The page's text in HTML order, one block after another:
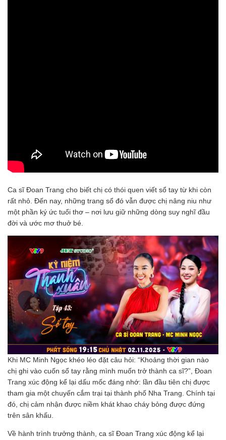
Ca sĩ Đoan Trang cho biết chị có thói quen viết sổ tay từ khi còn
rất nhỏ. Đến nay, những trang sổ đó vẫn được chị nâng niu như
một phần ký ức tuổi thơ – nơi lưu giữ những dòng suy nghĩ đầu
đời và ước mơ thuở bé.
Khi MC Minh Ngọc khéo léo đặt câu hỏi: “Khoảng thời gian nào
chị ghi vào cuốn sổ tay rằng mình muốn trở thành ca sĩ?”, Đoan
Trang xúc động kể lại dấu mốc đáng nhớ: lần đầu tiên chị được
tham gia một chuyến cắm trại tại thành phố Nha Trang. Chính tại
đó, chị cảm nhận được niềm khát khao cháy bỏng được đứng
trên sân khấu.
Về hành trình trưởng thành, ca sĩ Đoan Trang xúc động kể lại